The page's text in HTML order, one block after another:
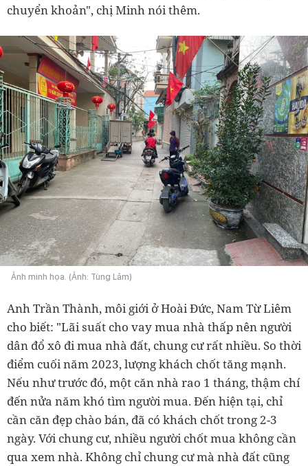
chuyển khoản", chị Minh nói thêm.
Ảnh minh họa. (Ảnh: Tùng Lâm)
Anh Trần Thành, môi giới ở Hoài Đức, Nam Từ Liêm
cho biết: "Lãi suất cho vay mua nhà thấp nên người
dân đổ xô đi mua nhà đất, chung cư rất nhiều. So thời
điểm cuối năm 2023, lượng khách chốt tăng mạnh.
Nếu như trước đó, một căn nhà rao 1 tháng, thậm chí
đến nửa năm khó tìm người mua. Đến hiện tại, chỉ
cần căn đẹp chào bán, đã có khách chốt trong 2-3
ngày. Với chung cư, nhiều người chốt mua không cần
qua xem nhà. Không chỉ chung cư mà nhà đất cũng